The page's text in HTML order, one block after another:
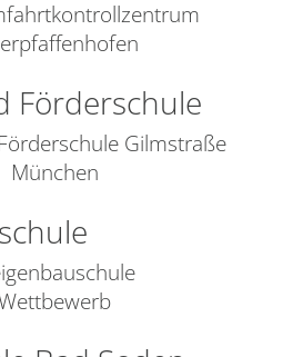
Gilmstraße
München